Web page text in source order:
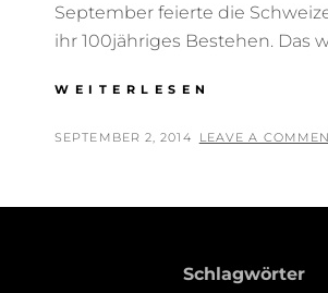
September feierte die
ihr 100jähriges Bestehen. Das
WEITERLESEN
|
POSTED
SEPTEMBER 2, 2014 BY
T
S
LEAVE A
Schlagwörter